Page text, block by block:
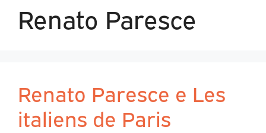
Renato Paresce
Renato Paresce e Les
italiens de Paris